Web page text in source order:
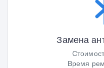
Замена
Время